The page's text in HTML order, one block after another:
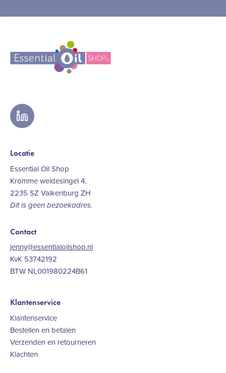
linkedin
Locatie
Essential Oil Shop
Kromme weidesingel 4,
2235 SZ Valkenburg ZH
Dit is geen bezoekadres.
Contact
jenny@essentialoilshop.nl
KvK 53742192
BTW NL001980224B61
Klantenservice
Klantenservice
Bestellen en betalen
Verzenden en retourneren
Klachten